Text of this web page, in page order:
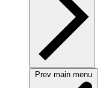
Prev main menu